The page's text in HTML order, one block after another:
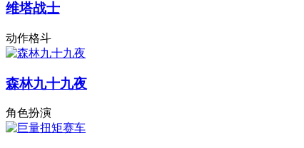
维塔战士
动作格斗
森林九十九夜
角色扮演